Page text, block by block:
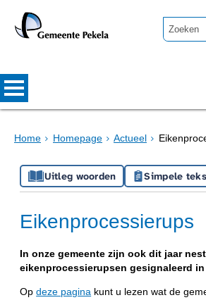
Home Homepage Actueel
Uitleg woorden Simpele
Eikenprocessierups
In onze gemeente zijn ook dit jaar
eikenprocessierupsen gesignaleerd in
Opdeze pagina kunt u lezen wat de